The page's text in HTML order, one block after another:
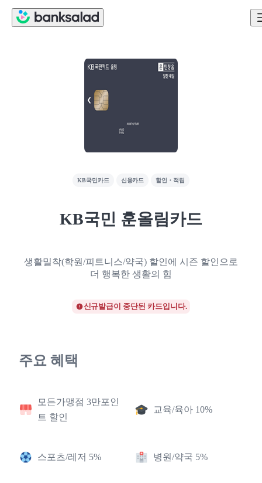
KB국민카드 신용카드 할인・적립
KB국민 훈올림카드
생활밀착(학원/피트니스/약국) 할인에 시즌 할인으로
더 행복한 생활의 힘
신규발급이 중단된 카드입니다.
주요 혜택
모든가맹점 3만포인
트 할인
교육/육아 10%
스포츠/레저 5% 병원/약국 5%